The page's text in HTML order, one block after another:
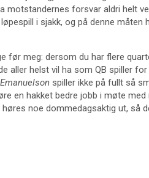
motstandernes forsvar aldri helt
i sjakk, og på denne
før meg: dersom du har flere
aller helst vil ha som QB spiller
Emanuelson spiller ikke på fullt så
en hakket bedre jobb i møte
noe dommedagsaktig ut, så